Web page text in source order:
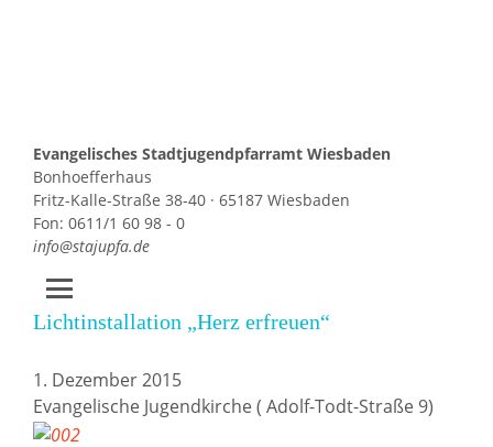
Evangelisches Stadtjugendpfarramt Wiesbaden
Bonhoefferhaus
Fritz-Kalle-Straße 38-40 · 65187 Wiesbaden
Fon: 0611/1 60 98 - 0
info@stajupfa.de
Zum
springen
Lichtinstallation „Herz erfreuen“
1. Dezember 2015
Evangelische Jugendkirche ( Adolf-Todt-Straße 9)